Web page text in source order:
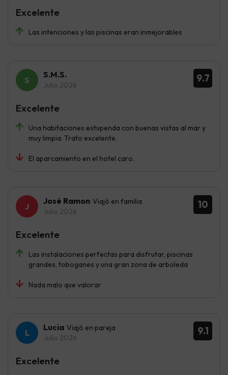
Las intenciones y las piscinas eran inmejorables
Excelente
9.7
S.M.S.
Julio 2026
Una habitaciones estupenda con buenas vistas al mar y
muy limpia. Trato excelente.
El aparcamiento en el hotel caro.
Excelente
10
José Ramon Viajó en familia
Julio 2026
Las instalaciones perfectas para disfrutar, piscinas
grandes, toboganes y una gran zona de arboleda
Nada malo que valorar
Excelente
9.1
Lucia Viajó en pareja
Julio 2026
Excelente